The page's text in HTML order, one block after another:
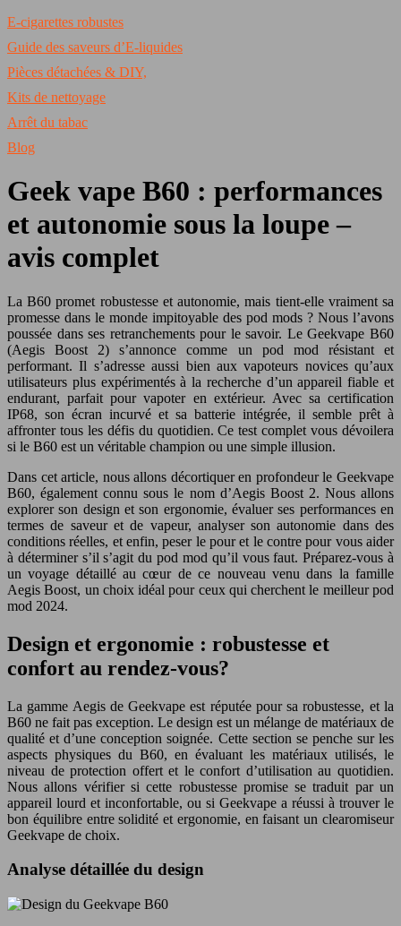
E-cigarettes robustes
Guide des saveurs d’E-liquides
Pièces détachées & DIY,
Kits de nettoyage
Arrêt du tabac
Blog
Geek vape B60 : performances
et autonomie sous la loupe –
avis complet
La B60 promet robustesse et autonomie, mais tient-elle vraiment sa
promesse dans le monde impitoyable des pod mods ? Nous l’avons
poussée dans ses retranchements pour le savoir. Le Geekvape B60
(Aegis Boost 2) s’annonce comme un pod mod résistant et
performant. Il s’adresse aussi bien aux vapoteurs novices qu’aux
utilisateurs plus expérimentés à la recherche d’un appareil fiable et
endurant, parfait pour vapoter en extérieur. Avec sa certification
IP68, son écran incurvé et sa batterie intégrée, il semble prêt à
affronter tous les défis du quotidien. Ce test complet vous dévoilera
si le B60 est un véritable champion ou une simple illusion.
Dans cet article, nous allons décortiquer en profondeur le Geekvape
B60, également connu sous le nom d’Aegis Boost 2. Nous allons
explorer son design et son ergonomie, évaluer ses performances en
termes de saveur et de vapeur, analyser son autonomie dans des
conditions réelles, et enfin, peser le pour et le contre pour vous aider
à déterminer s’il s’agit du pod mod qu’il vous faut. Préparez-vous à
un voyage détaillé au cœur de ce nouveau venu dans la famille
Aegis Boost, un choix idéal pour ceux qui cherchent le meilleur pod
mod 2024.
Design et ergonomie : robustesse et
confort au rendez-vous?
La gamme Aegis de Geekvape est réputée pour sa robustesse, et la
B60 ne fait pas exception. Le design est un mélange de matériaux de
qualité et d’une conception soignée. Cette section se penche sur les
aspects physiques du B60, en évaluant les matériaux utilisés, le
niveau de protection offert et le confort d’utilisation au quotidien.
Nous allons vérifier si cette robustesse promise se traduit par un
appareil lourd et inconfortable, ou si Geekvape a réussi à trouver le
bon équilibre entre solidité et ergonomie, en faisant un clearomiseur
Geekvape de choix.
Analyse détaillée du design